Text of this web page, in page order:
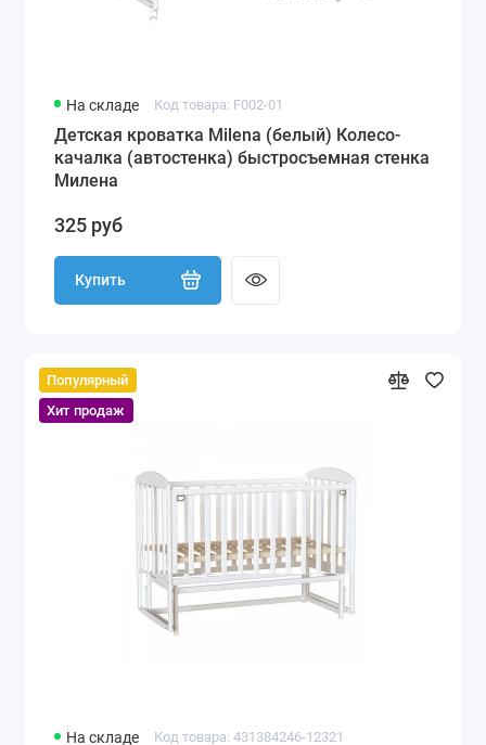
На складе Код товара: F002-01
Детская кроватка Milena (белый) Колесо-
качалка (автостенка) быстросъемная стенка
Милена
325 руб
Купить
Популярный
Хит продаж
На складе Код товара: 431384246-12321